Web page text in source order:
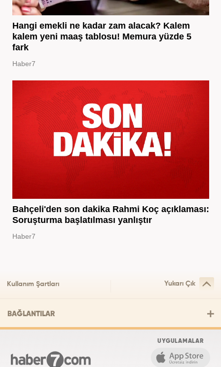
Hangi emekli ne kadar zam alacak? Kalem
kalem yeni maaş tablosu! Memura yüzde 5
fark
Haber7
Bahçeli'den son dakika Rahmi Koç açıklaması:
Soruşturma başlatılması yanlıştır
Haber7
Kullanım Şartları Yukarı Çık
BAĞLANTILAR
UYGULAMALAR